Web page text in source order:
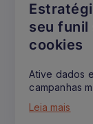
seu funil
cookies
Ative dados
campanhas
Leia mais